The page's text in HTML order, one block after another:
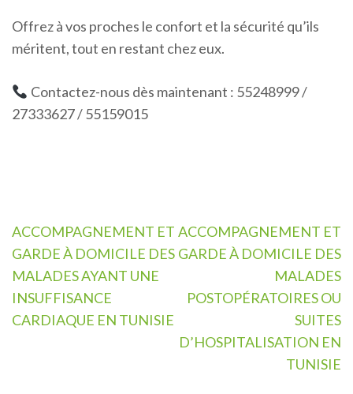
Offrez à vos proches le confort et la sécurité qu’ils
méritent, tout en restant chez eux.
Contactez-nous dès maintenant : 55248999 /
27333627 / 55159015
Navigation
de
l’article
ACCOMPAGNEMENT ET
GARDE À DOMICILE DES
MALADES AYANT UNE
INSUFFISANCE
CARDIAQUE EN TUNISIE
ACCOMPAGNEMENT ET
GARDE À DOMICILE DES
MALADES
POSTOPÉRATOIRES OU
SUITES
D’HOSPITALISATION EN
TUNISIE